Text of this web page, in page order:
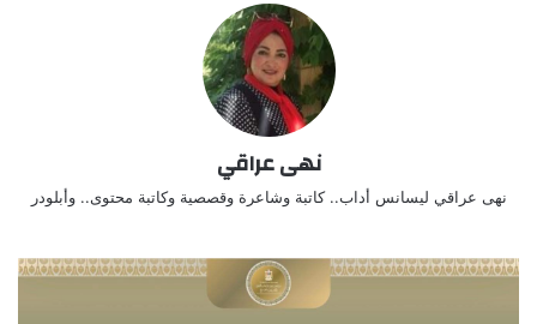
نهى عراقي
نهى عراقي ليسانس أداب.. كاتبة وشاعرة وقصصية وكاتبة محتوى.. وأبلودر